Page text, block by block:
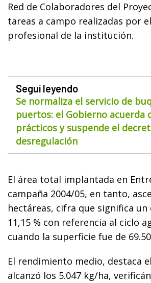
Red de Colaboradores del
tareas a campo realizadas por
profesional de la institución.
Seguí leyendo
Se normaliza el servicio de
puertos: el Gobierno acuerda
prácticos y suspende el
desregulación
El área total implantada en
campaña 2004/05, en tanto,
hectáreas, cifra que significa
11,15 % con referencia al ciclo
cuando la superficie fue de
El rendimiento medio, destaca
alcanzó los 5.047 kg/ha,